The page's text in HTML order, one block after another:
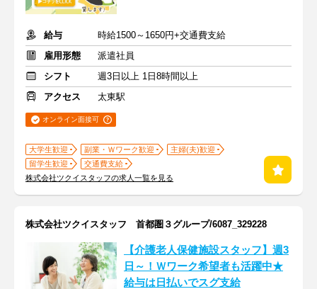
給与
時給1500～1650円+交通費支給
雇用形態
派遣社員
シフト
週3日以上 1日8時間以上
アクセス
太東駅
オンライン面接可
大学生歓迎 副業・Ｗワーク歓迎
主婦(夫)歓迎
留学生歓迎
交通費支給
株式会社ツクイスタッフの求人一覧を見る
株式会社ツクイスタッフ 首都圏３グループ/6087_329228
【介護老人保健施設スタッフ】週3
日～！Ｗワーク希望者も活躍中★
給与は日払いでスグ支給